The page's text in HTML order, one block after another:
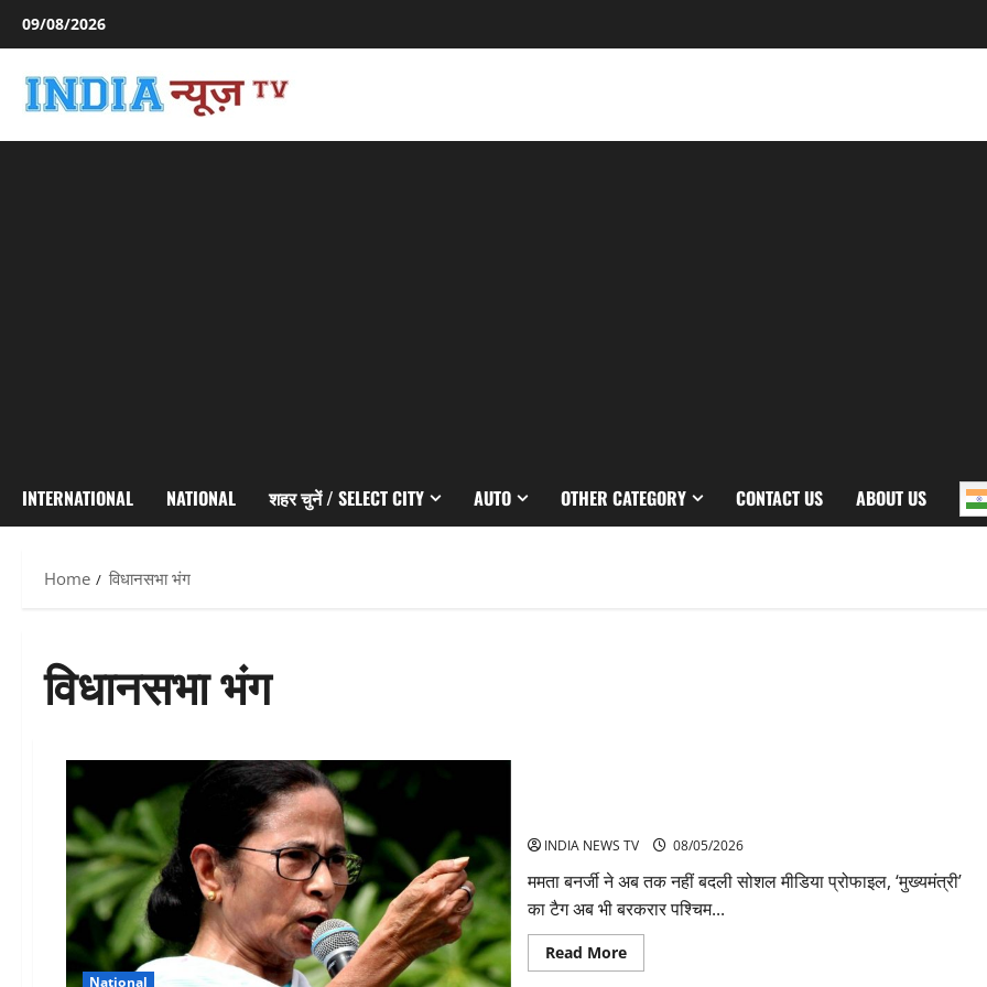
09/08/2026
INTERNATIONAL NATIONAL शहर चुनें / SELECT CITY AUTO OTHER CATEGORY CONTACT US ABOUT US
Home विधानसभा भंग
विधानसभा भंग
National
INDIA NEWS TV 08/05/2026
ममता बनर्जी ने अब तक नहीं बदली सोशल मीडिया प्रोफाइल, ‘मुख्यमंत्री’
का टैग अब भी बरकरार पश्चिम...
Read MoreRead
more